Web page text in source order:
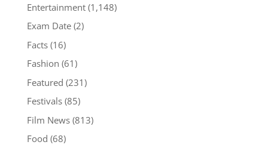
Entertainment(1,148)
Exam Date(2)
Facts(16)
Fashion (61)
Featured (231)
Festivals(85)
Film News(813)
Food (68)